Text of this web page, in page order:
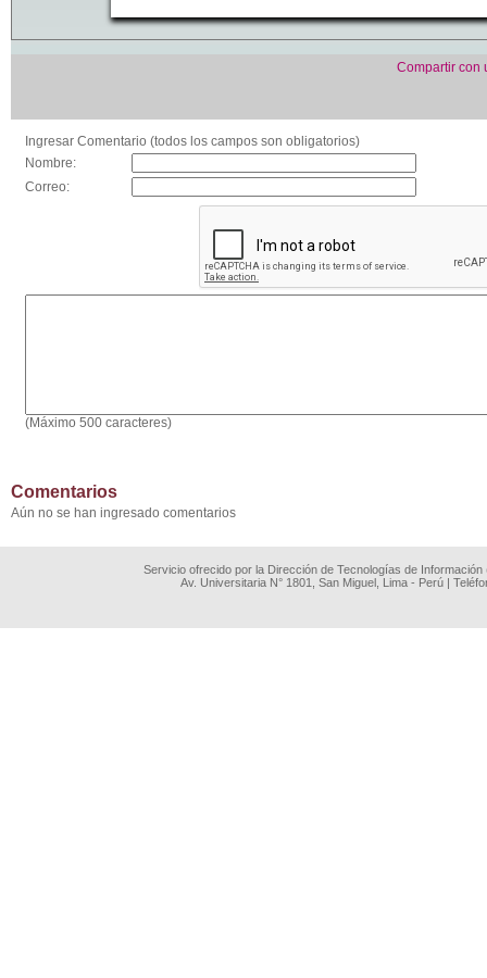
Compartir con
Ingresar Comentario (todos los campos son obligatorios)
Nombre:
Correo:
(Máximo 500 caracteres)
Comentarios
Aún no se han ingresado comentarios
Servicio ofrecido por la Dirección de Tecnologías de
Av. Universitaria N° 1801, San Miguel, Lima - Perú |